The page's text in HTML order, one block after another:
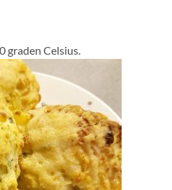
graden Celsius.